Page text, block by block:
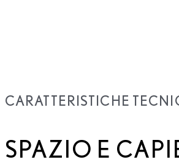
CARATTERISTICHE
SPAZIO E